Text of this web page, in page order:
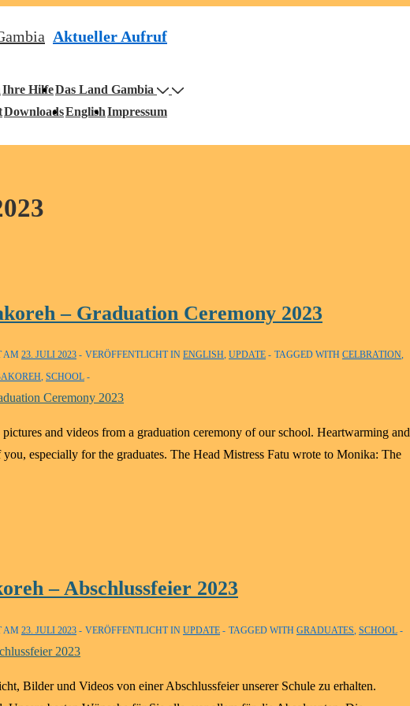
Aktueller Aufruf
Ihre HilfeDas Land Gambia
DownloadsEnglishImpressum
– Graduation Ceremony 2023
AM 23. JULI 2023 VERÖFFENTLICHT IN ENGLISH, UPDATE TAGGED WITH CELBRATION,
, SCHOOL
and videos from a graduation ceremony of our school. Heartwarming and
especially for the graduates. The Head Mistress Fatu wrote to Monika: The
– Abschlussfeier 2023
AM 23. JULI 2023 VERÖFFENTLICHT IN UPDATE TAGGED WITH GRADUATES SCHOOL
Bilder und Videos von einer Abschlussfeier unserer Schule zu erhalten.